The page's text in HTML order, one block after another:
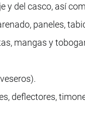
y del casco, así
paneles,
mangas y
deflectores,